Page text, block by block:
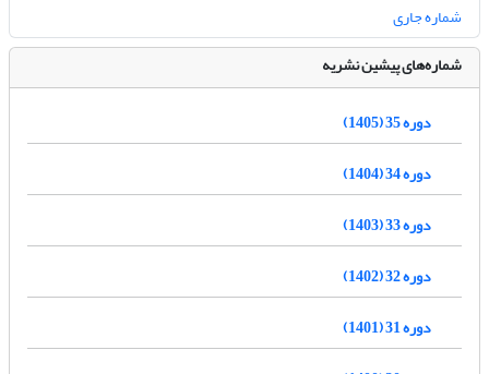
شماره جاری
شماره‌های پیشین نشریه
دوره 35 (1405)
دوره 34 (1404)
دوره 33 (1403)
دوره 32 (1402)
دوره 31 (1401)